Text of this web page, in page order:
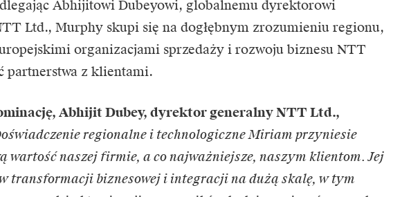
Abhijitowi Dubeyowi, globalnemu dyrektorowi
Ltd., Murphy skupi się na dogłębnym zrozumieniu regionu,
organizacjami sprzedaży i rozwoju biznesu NTT
partnerstwa z klientami.
Abhijit Dubey, dyrektor generalny NTT Ltd.,
regionalne i technologiczne Miriam przyniesie
wartość naszej firmie, a co najważniejsze, naszym klientom. Jej
transformacji biznesowej i integracji na dużą skalę, w tym